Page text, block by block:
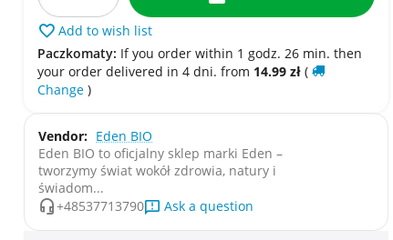
Add to wish list
Paczkomaty: If you order within 1 godz. 26 min. then
your order delivered in 4 dni. from 14.99 zł (
Change )
Vendor: Eden BIO
Eden BIO to oficjalny sklep marki Eden –
tworzymy świat wokół zdrowia, natury i
świadom...
+48537713790
Ask a question